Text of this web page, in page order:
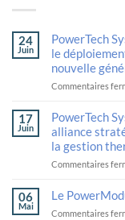
24
Juin
PowerTech
le
nouvelle
Commentaires
17
Juin
PowerTech
alliance
la gestion
Commentaires
06
Mai
Le
Commentaires